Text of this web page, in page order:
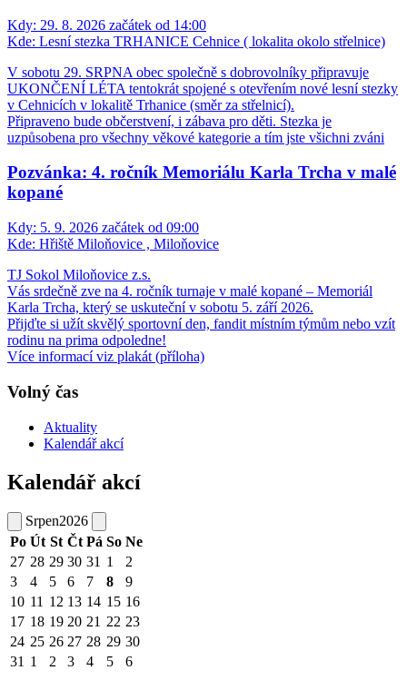
Kdy: 29. 8. 2026 začátek od 14:00
Kde: Lesní stezka TRHANICE Cehnice ( lokalita okolo střelnice)
V sobotu 29. SRPNA obec společně s dobrovolníky připravuje
UKONČENÍ LÉTA tentokrát spojené s otevřením nové lesní stezky
v Cehnicích v lokalitě Trhanice (směr za střelnicí).
Připraveno bude občerstvení, i zábava pro děti. Stezka je
uzpůsobena pro všechny věkové kategorie a tím jste všichni zváni
Pozvánka: 4. ročník Memoriálu Karla Trcha v malé
kopané
Kdy: 5. 9. 2026 začátek od 09:00
Kde: Hřiště Miloňovice , Miloňovice
TJ Sokol Miloňovice z.s.
Vás srdečně zve na 4. ročník turnaje v malé kopané – Memoriál
Karla Trcha, který se uskuteční v sobotu 5. září 2026.
Přijďte si užít skvělý sportovní den, fandit místním týmům nebo vzít
rodinu na prima odpoledne!
Více informací viz plakát (příloha)
Volný čas
Aktuality
Kalendář akcí
Kalendář akcí
Srpen2026
Po Út St Čt Pá So Ne
27 28 29 30 31 1
2
3
4 5 6 7 8
9
10 11 12 13 14 15 16
17 18 19 20 21 22 23
24 25 26 27 28 29 30
31 1 2 3 4 5 6